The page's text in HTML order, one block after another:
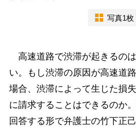
写真1枚
高速道路で渋滞が起きるの
い。もし渋滞の原因が高速道
場合、渋滞によって生じた損
に請求することはできるのか
回答する形で弁護士の竹下正